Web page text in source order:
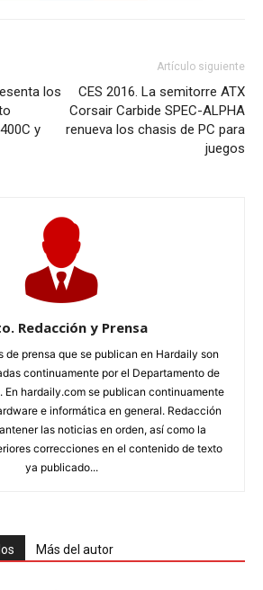
los
y
Artículo siguiente
CES 2016. La semitorre ATX
Corsair Carbide SPEC-ALPHA
renueva los chasis de PC para
juegos
Redacción y Prensa
de prensa que se publican en Hardaily son
continuamente por el Departamento de
En hardaily.com se publican continuamente
e informática en general. Redacción
las noticias en orden, así como la
correcciones en el contenido de texto
ya publicado...
Más del autor